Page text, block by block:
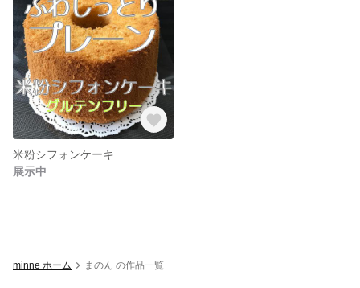
米粉シフォンケーキ
展示中
minne ホーム まのん の作品一覧